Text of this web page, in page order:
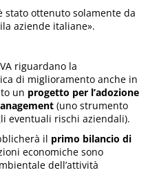
stato ottenuto solamente da
aziende italiane».
riguardano la
di miglioramento anche in
un progetto per l’adozione
(uno strumento
eventuali rischi aziendali).
il primo bilancio di
economiche sono
dell’attività